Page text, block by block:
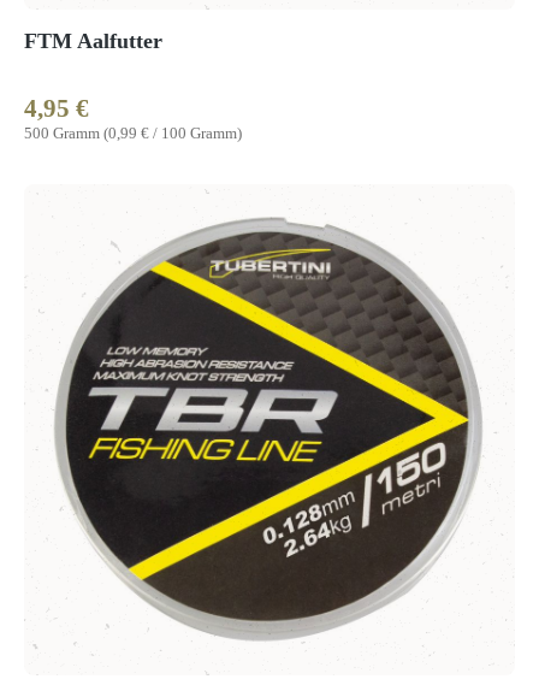
FTM Aalfutter
500 Gramm (0,99 € / 100 Gramm)
Regulärer Preis:
4,95 €